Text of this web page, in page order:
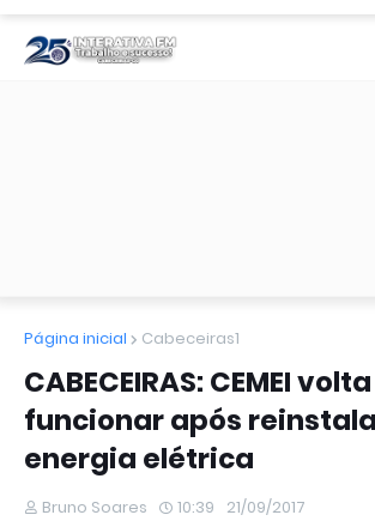
Página inicial Cabeceiras1
CABECEIRAS: CEMEI
funcionar após
energia elétrica
Bruno Soares 10:39 21/09/2017